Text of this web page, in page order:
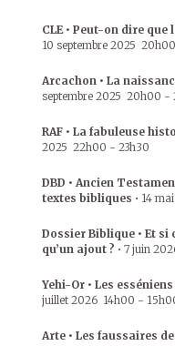
CLE • Peut-on dire que
10 septembre 2025 20h00
Arcachon • La
septembre 2025 20h00 -
RAF • La fabuleuse
2025 22h00 - 23h30
DBD • Ancien
textes bibliques • 14
Dossier Biblique • Et si
qu’un ajout ? • 7 juin
Yehi-Or • Les
juillet 2026 14h00 -
Arte • Les faussaires